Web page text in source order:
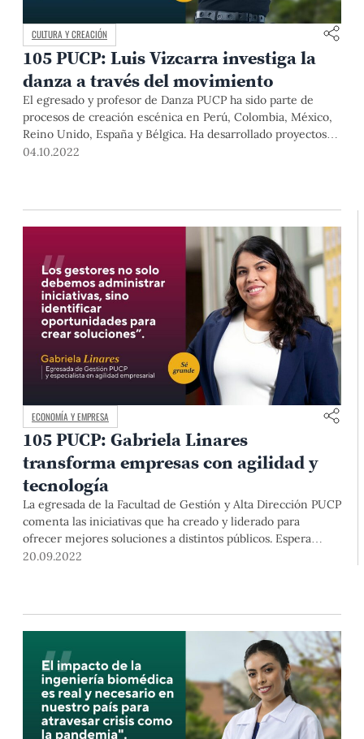
CULTURA Y CREACIÓN
105 PUCP: Luis Vizcarra investiga la
danza a través del movimiento
El egresado y profesor de Danza PUCP ha sido parte de
procesos de creación escénica en Perú, Colombia, México,
Reino Unido, España y Bélgica. Ha desarrollado proyectos
de investigación que abordan la danza contemporánea y la
04.10.2022
ECONOMÍA Y EMPRESA
105 PUCP: Gabriela Linares
transforma empresas con agilidad y
tecnología
La egresada de la Facultad de Gestión y Alta Dirección PUCP
comenta las iniciativas que ha creado y liderado para
ofrecer mejores soluciones a distintos públicos. Espera
poder llevar estas ideas al ámbito estatal.
20.09.2022